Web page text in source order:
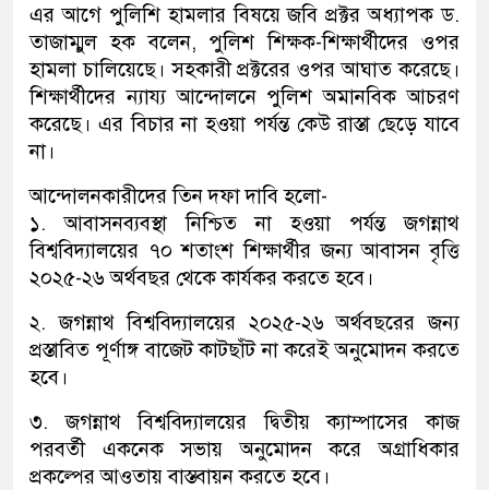
এর আগে পুলিশি হামলার বিষয়ে জবি প্রক্টর অধ্যাপক ড.
তাজাম্মুল হক বলেন, পুলিশ শিক্ষক-শিক্ষার্থীদের ওপর
হামলা চালিয়েছে। সহকারী প্রক্টরের ওপর আঘাত করেছে।
শিক্ষার্থীদের ন্যায্য আন্দোলনে পুলিশ অমানবিক আচরণ
করেছে। এর বিচার না হওয়া পর্যন্ত কেউ রাস্তা ছেড়ে যাবে
না।
আন্দোলনকারীদের তিন দফা দাবি হলো-
১. আবাসনব্যবস্থা নিশ্চিত না হওয়া পর্যন্ত জগন্নাথ
বিশ্ববিদ্যালয়ের ৭০ শতাংশ শিক্ষার্থীর জন্য আবাসন বৃত্তি
২০২৫-২৬ অর্থবছর থেকে কার্যকর করতে হবে।
২. জগন্নাথ বিশ্ববিদ্যালয়ের ২০২৫-২৬ অর্থবছরের জন্য
প্রস্তাবিত পূর্ণাঙ্গ বাজেট কাটছাঁট না করেই অনুমোদন করতে
হবে।
৩. জগন্নাথ বিশ্ববিদ্যালয়ের দ্বিতীয় ক্যাম্পাসের কাজ
পরবর্তী একনেক সভায় অনুমোদন করে অগ্রাধিকার
প্রকল্পের আওতায় বাস্তবায়ন করতে হবে।